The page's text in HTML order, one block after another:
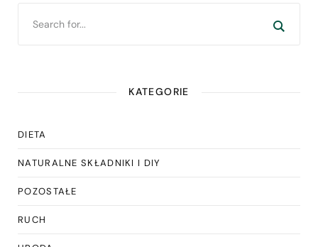
KATEGORIE
DIETA
NATURALNE SKŁADNIKI I DIY
POZOSTAŁE
RUCH